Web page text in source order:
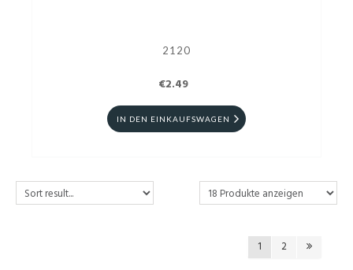
2120
€2.49
IN DEN EINKAUFSWAGEN
1 2